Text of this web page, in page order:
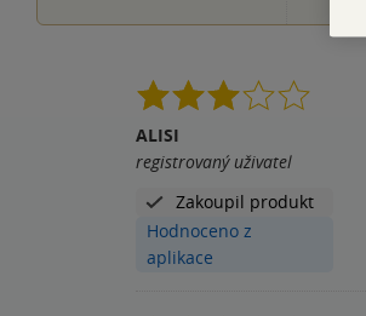
ALISI
registrovaný uživatel
Zakoupil produkt
Hodnoceno z
aplikace